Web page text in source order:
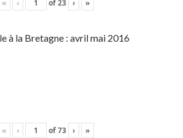
« ‹ of23 › »
à la Bretagne : avril mai 2016
« ‹ of73 › »